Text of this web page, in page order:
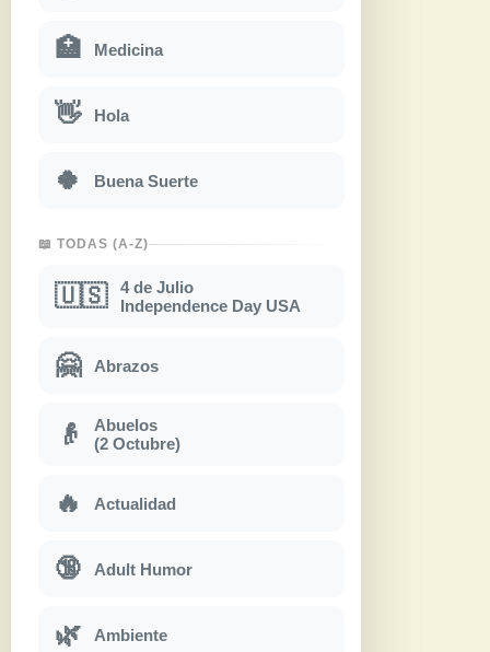
🏥 Medicina
👋 Hola
🍀 Buena Suerte
📖 TODAS (A-Z)
🇺🇸
4 de Julio
Independence Day USA
🤗 Abrazos
👴
Abuelos
(2 Octubre)
🔥 Actualidad
🔞 Adult Humor
🌿 Ambiente